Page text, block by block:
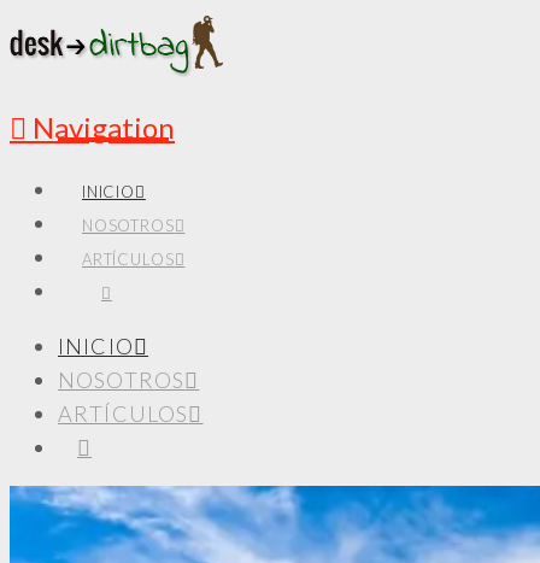
Navigation
INICIO
NOSOTROS
ARTÍCULOS
INICIO
NOSOTROS
ARTÍCULOS